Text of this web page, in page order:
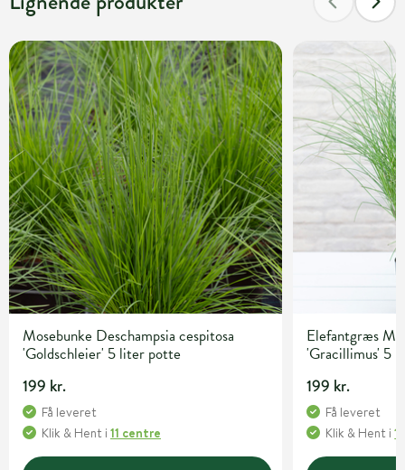
Mosebunke Deschampsia cespitosa
'Goldschleier' 5 liter potte
199 kr.
Få leveret
Klik & Hent i 11 centre
Elefantgræs
'Gracillimus' 5
199 kr.
Få leveret
Klik & Hent i